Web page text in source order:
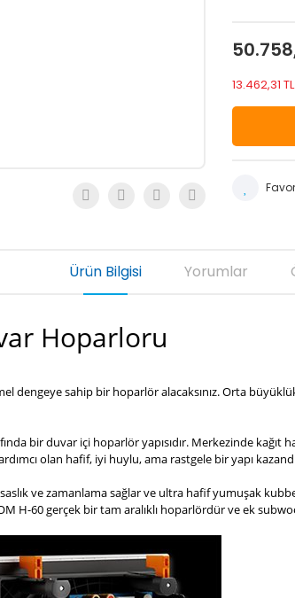
13.462,31
Ürün Bilgisi Yorumlar
Hoparloru
dengeye sahip bir hoparlör alacaksınız. Orta
bir duvar içi hoparlör yapısıdır. Merkezinde kağıt
olan hafif, iyi huylu, ama rastgele bir yapı
ve zamanlama sağlar ve ultra hafif yumuşak
H-60 ​​gerçek bir tam aralıklı hoparlördür ve ek